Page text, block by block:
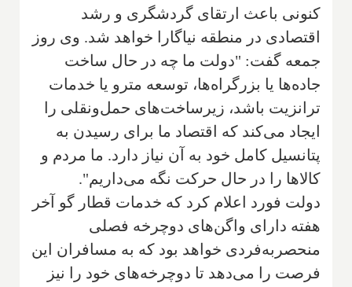
کنونی باعث ارتقای گردشگری و رشد
اقتصادی در منطقه نیاگارا خواهد شد. وی روز
جمعه گفت: "دولت ما چه در حال ساخت
جاده‌ها یا بزرگراه‌ها، توسعه مترو یا خدمات
ترانزیت باشد، زیرساخت‌های حمل‌ونقلی را
ایجاد می‌کند که اقتصاد ما برای رسیدن به
پتانسیل کامل خود به آن نیاز دارد. ما مردم و
کالاها را در حال حرکت نگه می‌داریم".
دولت فورد اعلام کرد که خدمات قطار گو آخر
هفته دارای واگن‌های دوچرخه فصلی
منحصربه‌فردی خواهد بود که به مسافران این
فرصت را می‌دهد تا دوچرخه‌های خود را نیز